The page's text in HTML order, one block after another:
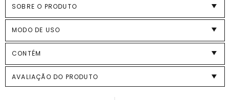
SOBRE O PRODUTO
MODO DE USO
CONTÉM
AVALIAÇÃO DO PRODUTO